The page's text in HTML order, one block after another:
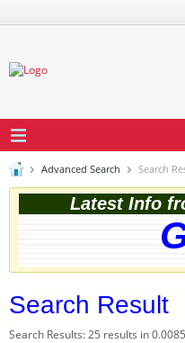
Advanced Search Search
Latest Info
Search Result
Search Results:25 results in